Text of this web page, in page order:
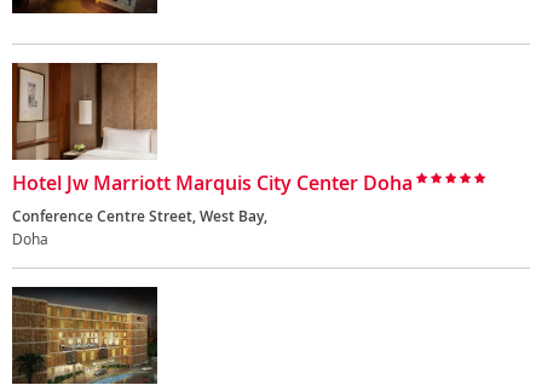
Hotel Jw Marriott Marquis City Center Doha
Conference Centre Street, West Bay,
Doha